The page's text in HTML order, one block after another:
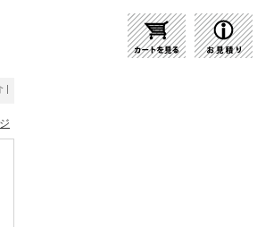
器具の通販・インテリア照明の通信販売【ライトスタ